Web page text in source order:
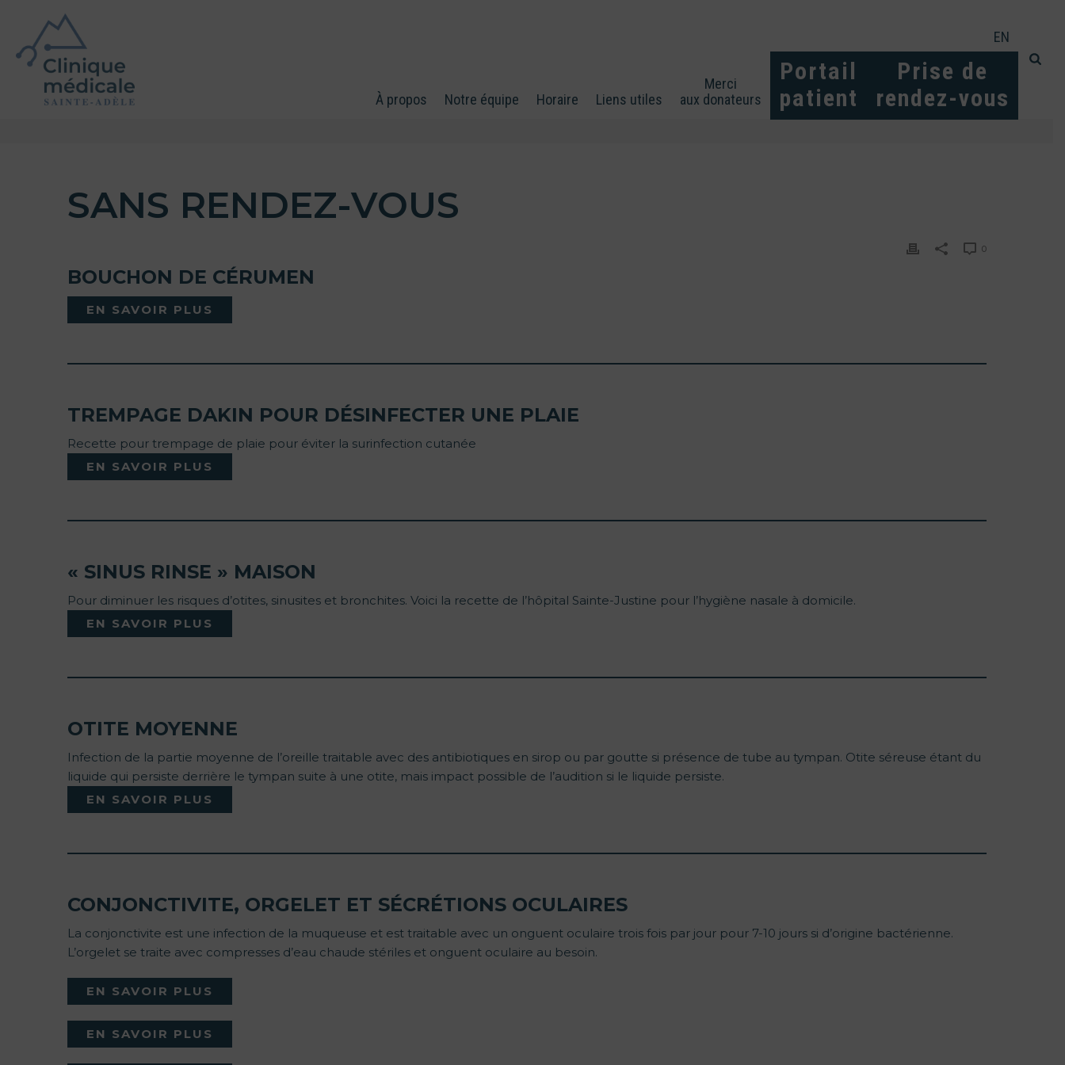
À propos Notre équipe Horaire Liens utiles
Merci
aux donateurs
Portail
patient
Prise de
rendez-vous
EN
SANS RENDEZ-VOUS
0
BOUCHON DE CÉRUMEN
EN SAVOIR PLUS
TREMPAGE DAKIN POUR DÉSINFECTER UNE PLAIE
Recette pour trempage de plaie pour éviter la surinfection cutanée
EN SAVOIR PLUS
« SINUS RINSE » MAISON
Pour diminuer les risques d’otites, sinusites et bronchites. Voici la recette de l’hôpital Sainte-Justine pour l’hygiène nasale à domicile.
EN SAVOIR PLUS
OTITE MOYENNE
Infection de la partie moyenne de l’oreille traitable avec des antibiotiques en sirop ou par goutte si présence de tube au tympan. Otite séreuse étant du
liquide qui persiste derrière le tympan suite à une otite, mais impact possible de l’audition si le liquide persiste.
EN SAVOIR PLUS
CONJONCTIVITE, ORGELET ET SÉCRÉTIONS OCULAIRES
La conjonctivite est une infection de la muqueuse et est traitable avec un onguent oculaire trois fois par jour pour 7-10 jours si d’origine bactérienne.
L’orgelet se traite avec compresses d’eau chaude stériles et onguent oculaire au besoin.
EN SAVOIR PLUS
EN SAVOIR PLUS